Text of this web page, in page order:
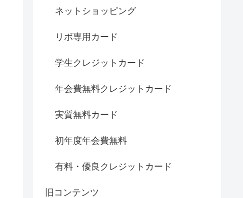
ネットショッピング
リボ専用カード
学生クレジットカード
年会費無料クレジットカード
実質無料カード
初年度年会費無料
有料・優良クレジットカード
旧コンテンツ